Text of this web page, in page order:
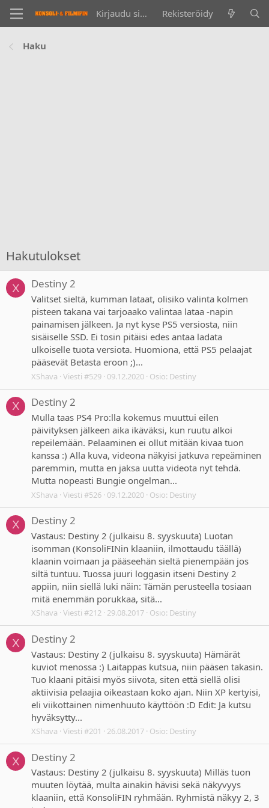
Kirjaudu sisään Rekisteröidy
Haku
Hakutulokset
X Destiny 2
Valitset sieltä, kumman lataat, olisiko valinta kolmen
pisteen takana vai tarjoaako valintaa lataa -napin
painamisen jälkeen. Ja nyt kyse PS5 versiosta, niin
sisäiselle SSD. Ei tosin pitäisi edes antaa ladata
ulkoiselle tuota versiota. Huomiona, että PS5 pelaajat
pääsevät Betasta eroon ;)...
XShava Viesti #529 09.12.2020 Osio: Destiny
X Destiny 2
Mulla taas PS4 Pro:lla kokemus muuttui eilen
päivityksen jälkeen aika ikäväksi, kun ruutu alkoi
repeilemään. Pelaaminen ei ollut mitään kivaa tuon
kanssa :) Alla kuva, videona näkyisi jatkuva repeäminen
paremmin, mutta en jaksa uutta videota nyt tehdä.
Mutta nopeasti Bungie ongelman...
XShava Viesti #526 09.12.2020 Osio: Destiny
X Destiny 2
Vastaus: Destiny 2 (julkaisu 8. syyskuuta) Luotan
isomman (KonsoliFINin klaaniin, ilmottaudu täällä)
klaanin voimaan ja pääseehän sieltä pienempään jos
siltä tuntuu. Tuossa juuri loggasin itseni Destiny 2
appiin, niin siellä luki näin: Tämän perusteella tosiaan
mitä enemmän porukkaa, sitä...
XShava Viesti #212 29.08.2017 Osio: Destiny
X Destiny 2
Vastaus: Destiny 2 (julkaisu 8. syyskuuta) Hämärät
kuviot menossa :) Laitappas kutsua, niin pääsen takasin.
Tuo klaani pitäisi myös siivota, siten että siellä olisi
aktiivisia pelaajia oikeastaan koko ajan. Niin XP kertyisi,
eli viikottainen nimenhuuto käyttöön :D Edit: Ja kutsu
hyväksytty...
XShava Viesti #201 26.08.2017 Osio: Destiny
X Destiny 2
Vastaus: Destiny 2 (julkaisu 8. syyskuuta) Milläs tuon
muuten löytää, multa ainakin hävisi sekä näkyvyys
klaaniin, että KonsoliFIN ryhmään. Ryhmistä näkyy 2, 3